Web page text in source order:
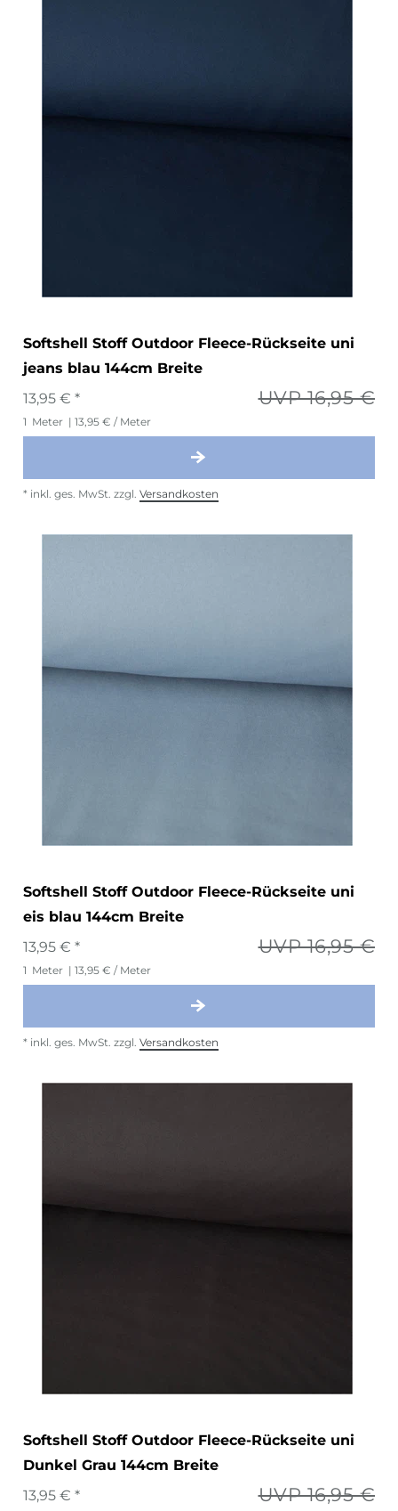
Softshell Stoff Outdoor Fleece-Rückseite uni
jeans blau 144cm Breite
UVP 16,95 €
13,95 € *
1 Meter | 13,95 € / Meter
* inkl. ges. MwSt. zzgl. Versandkosten
Softshell Stoff Outdoor Fleece-Rückseite uni
eis blau 144cm Breite
UVP 16,95 €
13,95 € *
1 Meter | 13,95 € / Meter
* inkl. ges. MwSt. zzgl. Versandkosten
Softshell Stoff Outdoor Fleece-Rückseite uni
Dunkel Grau 144cm Breite
UVP 16,95 €
13,95 € *